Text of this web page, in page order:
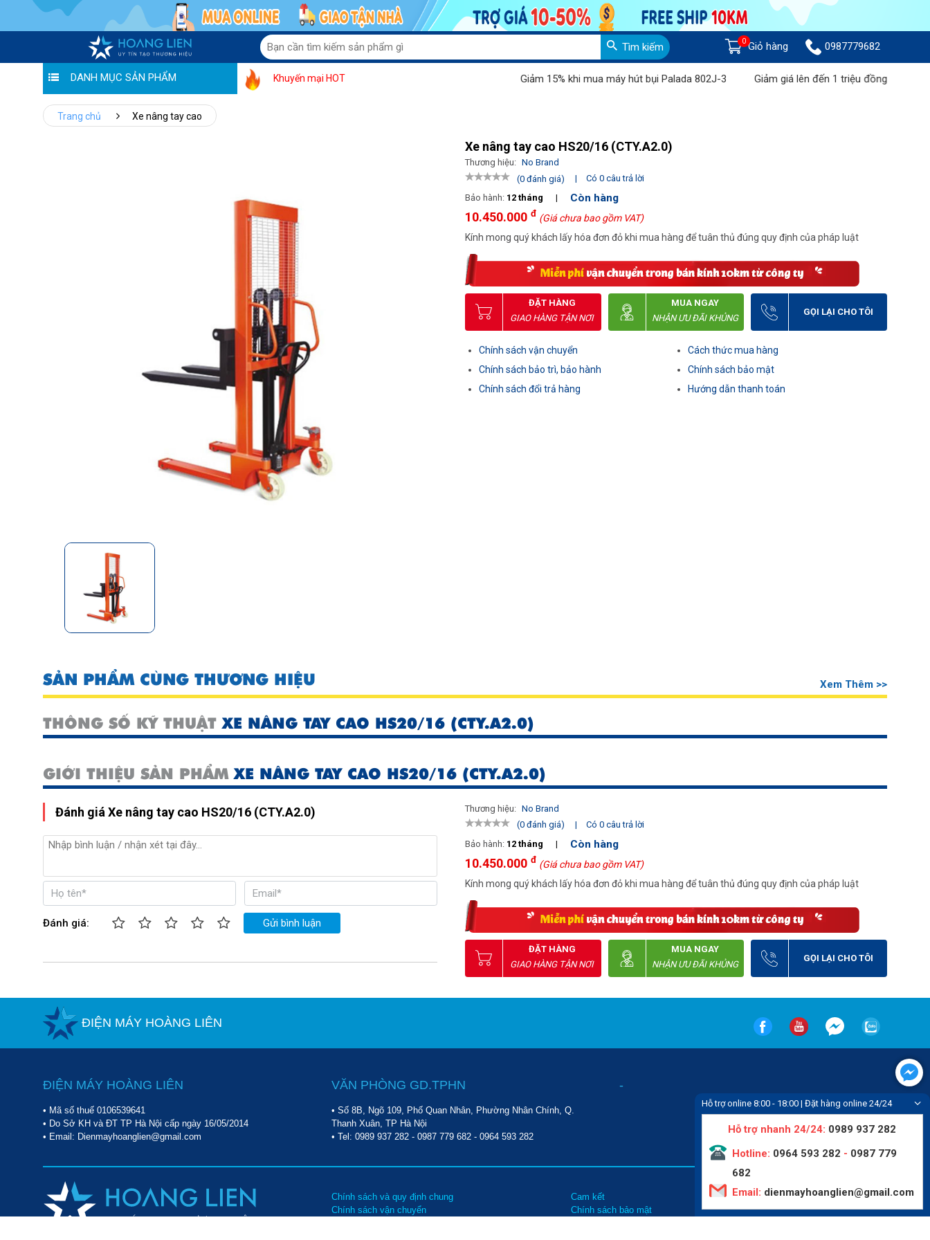
Tìm kiếm 0 Giỏ hàng 0987779682
DANH MỤC SẢN PHẨM Khuyến mại HOT Giảm 15% khi mua máy hút bụi Palada 802J-3 Giảm giá lên đến 1 triệu đồng khi mua
Trang chủ Xe nâng tay cao
Xe nâng tay cao HS20/16 (CTY.A2.0)
Thương hiệu: No Brand
(0 đánh giá)
|
Có 0 câu trả lời
Bảo hành: 12 tháng | Còn hàng
10.450.000 đ (Giá chưa bao gồm VAT)
Kính mong quý khách lấy hóa đơn đỏ khi mua hàng để tuân thủ đúng quy định của pháp luật
ĐẶT HÀNG
GIAO HÀNG TẬN NƠI
MUA NGAY
NHẬN ƯU ĐÃI KHỦNG
GỌI LẠI CHO TÔI
Chính sách vận chuyển
Chính sách bảo trì, bảo hành
Chính sách đổi trả hàng
Cách thức mua hàng
Chính sách bảo mật
Hướng dẫn thanh toán
SẢN PHẨM CÙNG THƯƠNG HIỆU Xem Thêm >>
THÔNG SỐ KỸ THUẬTXE NÂNG TAY CAO HS20/16 (CTY.A2.0)
GIỚI THIỆU SẢN PHẨMXE NÂNG TAY CAO HS20/16 (CTY.A2.0)
Đánh giá Xe nâng tay cao HS20/16 (CTY.A2.0)
Đánh giá: Gửi bình luận
Thương hiệu: No Brand
(0 đánh giá)
|
Có 0 câu trả lời
Bảo hành: 12 tháng | Còn hàng
10.450.000 đ (Giá chưa bao gồm VAT)
Kính mong quý khách lấy hóa đơn đỏ khi mua hàng để tuân thủ đúng quy định của pháp luật
ĐẶT HÀNG
GIAO HÀNG TẬN NƠI
MUA NGAY
NHẬN ƯU ĐÃI KHỦNG
GỌI LẠI CHO TÔI
ĐIỆN MÁY HOÀNG LIÊN
ĐIỆN MÁY HOÀNG LIÊN
• Mã số thuế 0106539641
• Do Sở KH và ĐT TP Hà Nội cấp ngày 16/05/2014
• Email: Dienmayhoanglien@gmail.com
VĂN PHÒNG GD.TPHN
• Số 8B, Ngõ 109, Phố Quan Nhân, Phường Nhân Chính, Q.
Thanh Xuân, TP Hà Nội
• Tel: 0989 937 282- 0987 779 682- 0964 593 282
-
Chính sách và quy định chung
Chính sách vận chuyển
Cam kết
Chính sách bảo mật
Tin tức
Liên hệ
Hỗ trợ online 8:00 - 18:00 | Đặt hàng online 24/24
Hỗ trợ nhanh 24/24: 0989 937 282
Hotline: 0964 593 282 - 0987 779
682
Email: dienmayhoanglien@gmail.com